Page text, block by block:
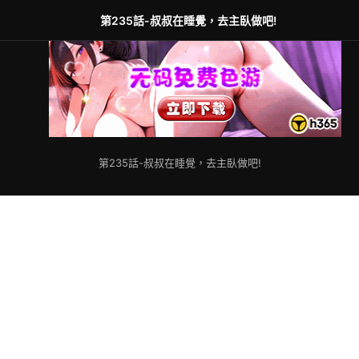
第235話-叔叔在睡覺，去主臥做吧!
第235話-叔叔在睡覺，去主臥做吧!